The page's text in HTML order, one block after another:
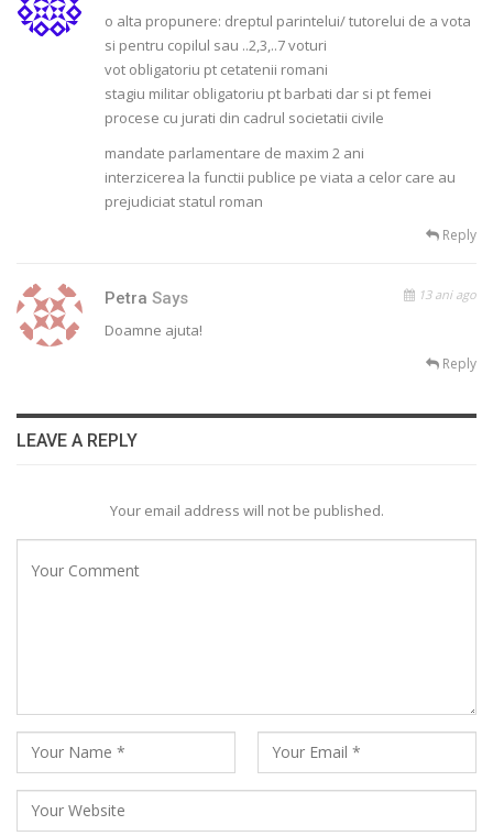
o alta propunere: dreptul parintelui/ tutorelui de a vota
si pentru copilul sau ..2,3,..7 voturi
vot obligatoriu pt cetatenii romani
stagiu militar obligatoriu pt barbati dar si pt femei
procese cu jurati din cadrul societatii civile
mandate parlamentare de maxim 2 ani
interzicerea la functii publice pe viata a celor care au
prejudiciat statul roman
Reply
Petra Says 13 ani ago
Doamne ajuta!
Reply
LEAVE A REPLY
Your email address will not be published.